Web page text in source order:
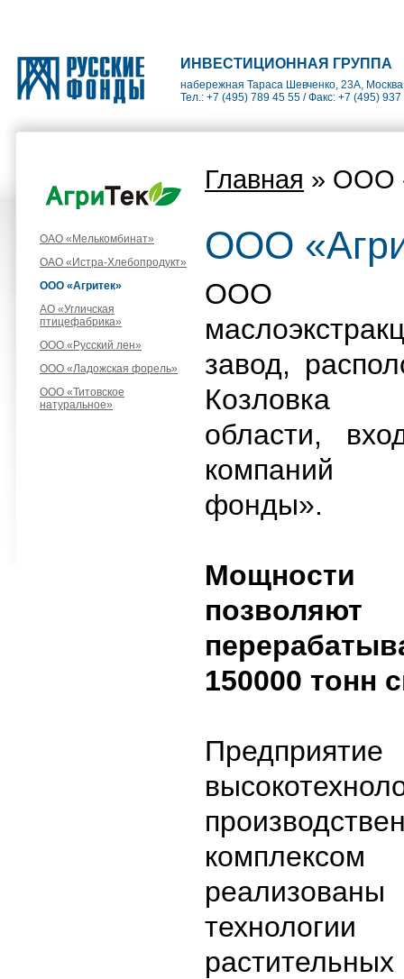
ИНВЕСТИЦИОННАЯ ГРУППА
набережная Тараса Шевченко, 23А,
Тел.: +7 (495) 789 45 55 / Факс: +7 (495)
ОАО «Мелькомбинат»
ОАО «Истра-Хлебопродукт»
ООО «Агритек»
АО «Угличская
птицефабрика»
ООО «Русский лен»
ООО «Ладожская форель»
ООО «Титовское
натуральное»
Главная » ООО
ООО
ООО
завод,
Козловка
области,
компаний
фонды».
позволяют
150000 тонн
технологии